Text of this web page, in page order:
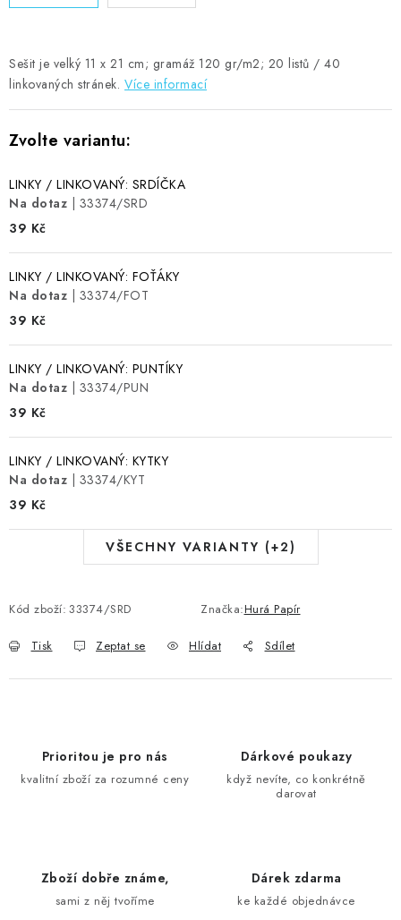
Sešit je velký 11 x 21 cm; gramáž 120 gr/m2; 20 listů / 40
linkovaných stránek. Více informací
LINKY / LINKOVANÝ: SRDÍČKA
Na dotaz | 33374/SRD
39 Kč
LINKY / LINKOVANÝ: FOŤÁKY
Na dotaz | 33374/FOT
39 Kč
LINKY / LINKOVANÝ: PUNTÍKY
Na dotaz | 33374/PUN
39 Kč
LINKY / LINKOVANÝ: KYTKY
Na dotaz | 33374/KYT
39 Kč
VŠECHNY VARIANTY (+2)
Kód zboží: 33374/SRD Značka:Hurá Papír
Tisk Zeptat se Hlídat Sdílet
Prioritou je pro nás
kvalitní zboží za rozumné ceny
Dárkové poukazy
když nevíte, co konkrétně
darovat
Zboží dobře známe,
sami z něj tvoříme
Dárek zdarma
ke každé objednávce